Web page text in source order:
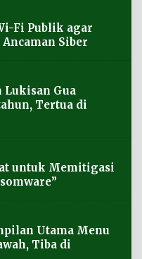
Fi Publik agar
Siber
Lukisan Gua
Tertua di
untuk Memitigasi
Utama Menu
Tiba di